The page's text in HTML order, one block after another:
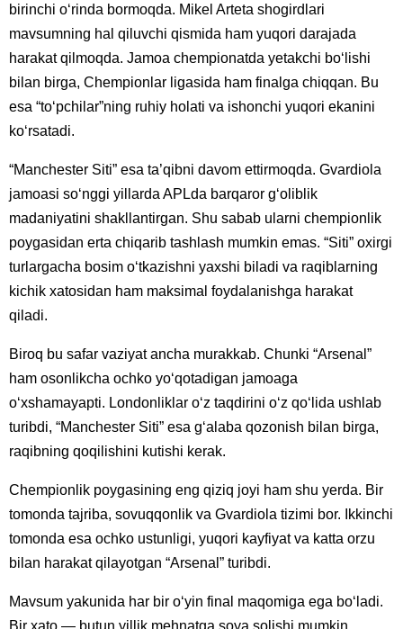
birinchi o‘rinda bormoqda. Mikel Arteta shogirdlari
mavsumning hal qiluvchi qismida ham yuqori darajada
harakat qilmoqda. Jamoa chempionatda yetakchi bo‘lishi
bilan birga, Chempionlar ligasida ham finalga chiqqan. Bu
esa “to‘pchilar”ning ruhiy holati va ishonchi yuqori ekanini
ko‘rsatadi.
“Manchester Siti” esa ta’qibni davom ettirmoqda. Gvardiola
jamoasi so‘nggi yillarda APLda barqaror g‘oliblik
madaniyatini shakllantirgan. Shu sabab ularni chempionlik
poygasidan erta chiqarib tashlash mumkin emas. “Siti” oxirgi
turlargacha bosim o‘tkazishni yaxshi biladi va raqiblarning
kichik xatosidan ham maksimal foydalanishga harakat
qiladi.
Biroq bu safar vaziyat ancha murakkab. Chunki “Arsenal”
ham osonlikcha ochko yo‘qotadigan jamoaga
o‘xshamayapti. Londonliklar o‘z taqdirini o‘z qo‘lida ushlab
turibdi, “Manchester Siti” esa g‘alaba qozonish bilan birga,
raqibning qoqilishini kutishi kerak.
Chempionlik poygasining eng qiziq joyi ham shu yerda. Bir
tomonda tajriba, sovuqqonlik va Gvardiola tizimi bor. Ikkinchi
tomonda esa ochko ustunligi, yuqori kayfiyat va katta orzu
bilan harakat qilayotgan “Arsenal” turibdi.
Mavsum yakunida har bir o‘yin final maqomiga ega bo‘ladi.